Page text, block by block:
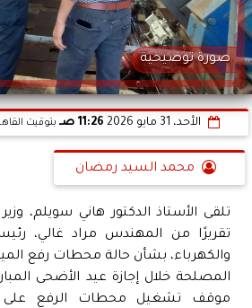
صورة توضيحية
الأحد، 31 مايو 2026 11:26 صـ بتوقيت
محمد السيد رمضان
تلقى الأستاذ الدكتور هاني سويلم، وزير
تقريرًا من المهندس مراد غالي،
والكهرباء، بشأن حالة محطات رفع
المصلحة خلال إجازة عيد الأضحى
موقف تشغيل محطات الرفع على